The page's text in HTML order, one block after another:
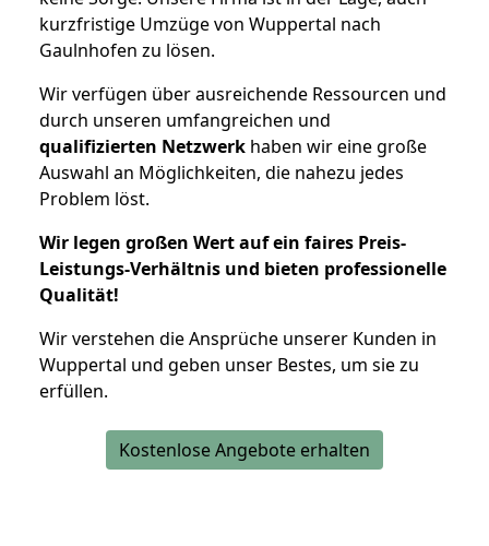
kurzfristige Umzüge von Wuppertal nach
Gaulnhofen zu lösen.
Wir verfügen über ausreichende Ressourcen und
durch unseren umfangreichen und
qualifizierten Netzwerk haben wir eine große
Auswahl an Möglichkeiten, die nahezu jedes
Problem löst.
Wir legen großen Wert auf ein faires Preis-
Leistungs-Verhältnis und bieten professionelle
Qualität!
Wir verstehen die Ansprüche unserer Kunden in
Wuppertal und geben unser Bestes, um sie zu
erfüllen.
Kostenlose Angebote erhalten